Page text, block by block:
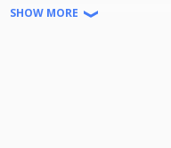
Pelimuotona on 9-pallo 4/5
SHOW MORE